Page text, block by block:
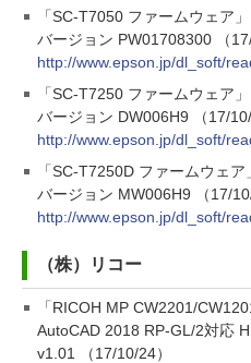
「SC-T7050 ファームウェア」
バージョン PW01708300 （17/
http://www.epson.jp/dl_soft/
「SC-T7250 ファームウェア」
バージョン DW006H9 （17/10/
http://www.epson.jp/dl_soft/
「SC-T7250D ファームウェア」
バージョン MW006H9 （17/10/
http://www.epson.jp/dl_soft/
（株）リコー
「RICOH MP CW2201/
AutoCAD 2018 RP-GL/2対応
v1.01 （17/10/24）